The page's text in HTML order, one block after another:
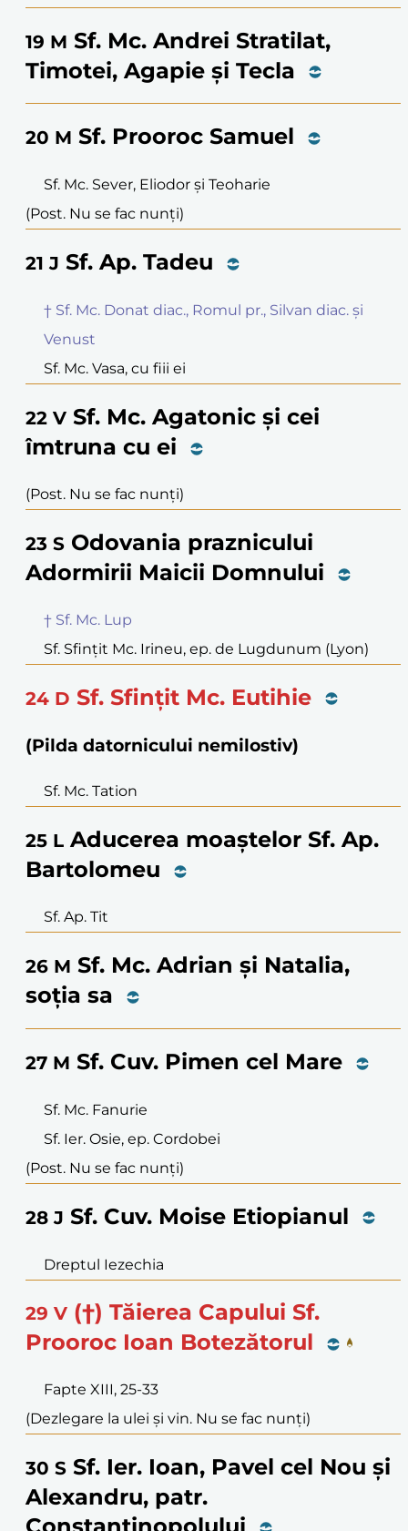
19 M Sf. Mc. Andrei Stratilat,
Timotei, Agapie și Tecla
20 M Sf. Prooroc Samuel
Sf. Mc. Sever, Eliodor și Teoharie
(Post. Nu se fac nunți)
21 J Sf. Ap. Tadeu
† Sf. Mc. Donat diac., Romul pr., Silvan diac. și
Venust
Sf. Mc. Vasa, cu fiii ei
22 V Sf. Mc. Agatonic și cei
îmtruna cu ei
(Post. Nu se fac nunți)
23 S Odovania praznicului
Adormirii Maicii Domnului
† Sf. Mc. Lup
Sf. Sfințit Mc. Irineu, ep. de Lugdunum (Lyon)
24 D Sf. Sfințit Mc. Eutihie
(Pilda datornicului nemilostiv)
Sf. Mc. Tation
25 L Aducerea moaștelor Sf. Ap.
Bartolomeu
Sf. Ap. Tit
26 M Sf. Mc. Adrian și Natalia,
soția sa
27 M Sf. Cuv. Pimen cel Mare
Sf. Mc. Fanurie
Sf. Ier. Osie, ep. Cordobei
(Post. Nu se fac nunți)
28 J Sf. Cuv. Moise Etiopianul
Dreptul Iezechia
29 V (†) Tăierea Capului Sf.
Prooroc Ioan Botezătorul
Fapte XIII, 25-33
(Dezlegare la ulei și vin. Nu se fac nunți)
30 S Sf. Ier. Ioan, Pavel cel Nou și
Alexandru, patr.